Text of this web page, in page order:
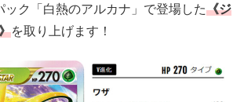
ック「白熱のアルカナ」で登場した《ジ
を取り上げます！